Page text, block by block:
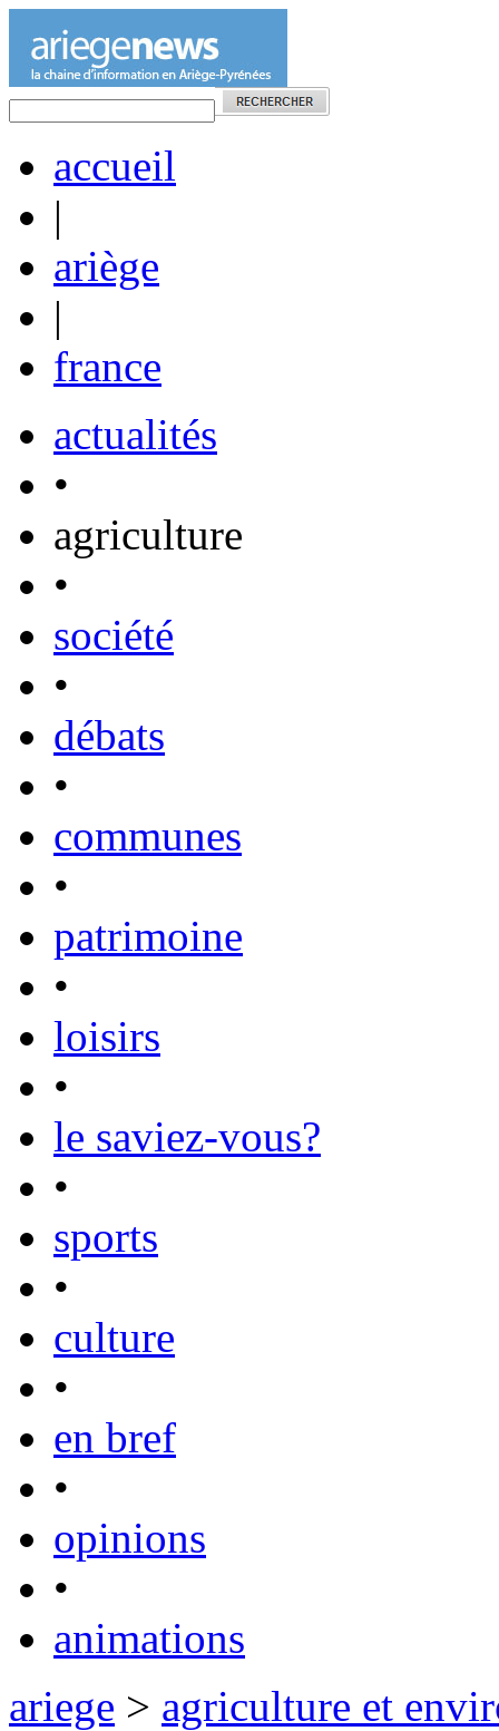
accueil
|
ariège
|
france
actualités
•
agriculture
•
société
•
débats
•
communes
•
patrimoine
•
loisirs
•
le saviez-vous?
•
sports
•
culture
•
en bref
•
opinions
•
animations
ariege > agriculture et